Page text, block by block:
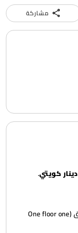
مشاركة
.
شقة واحدة في كل طابق (One floor one